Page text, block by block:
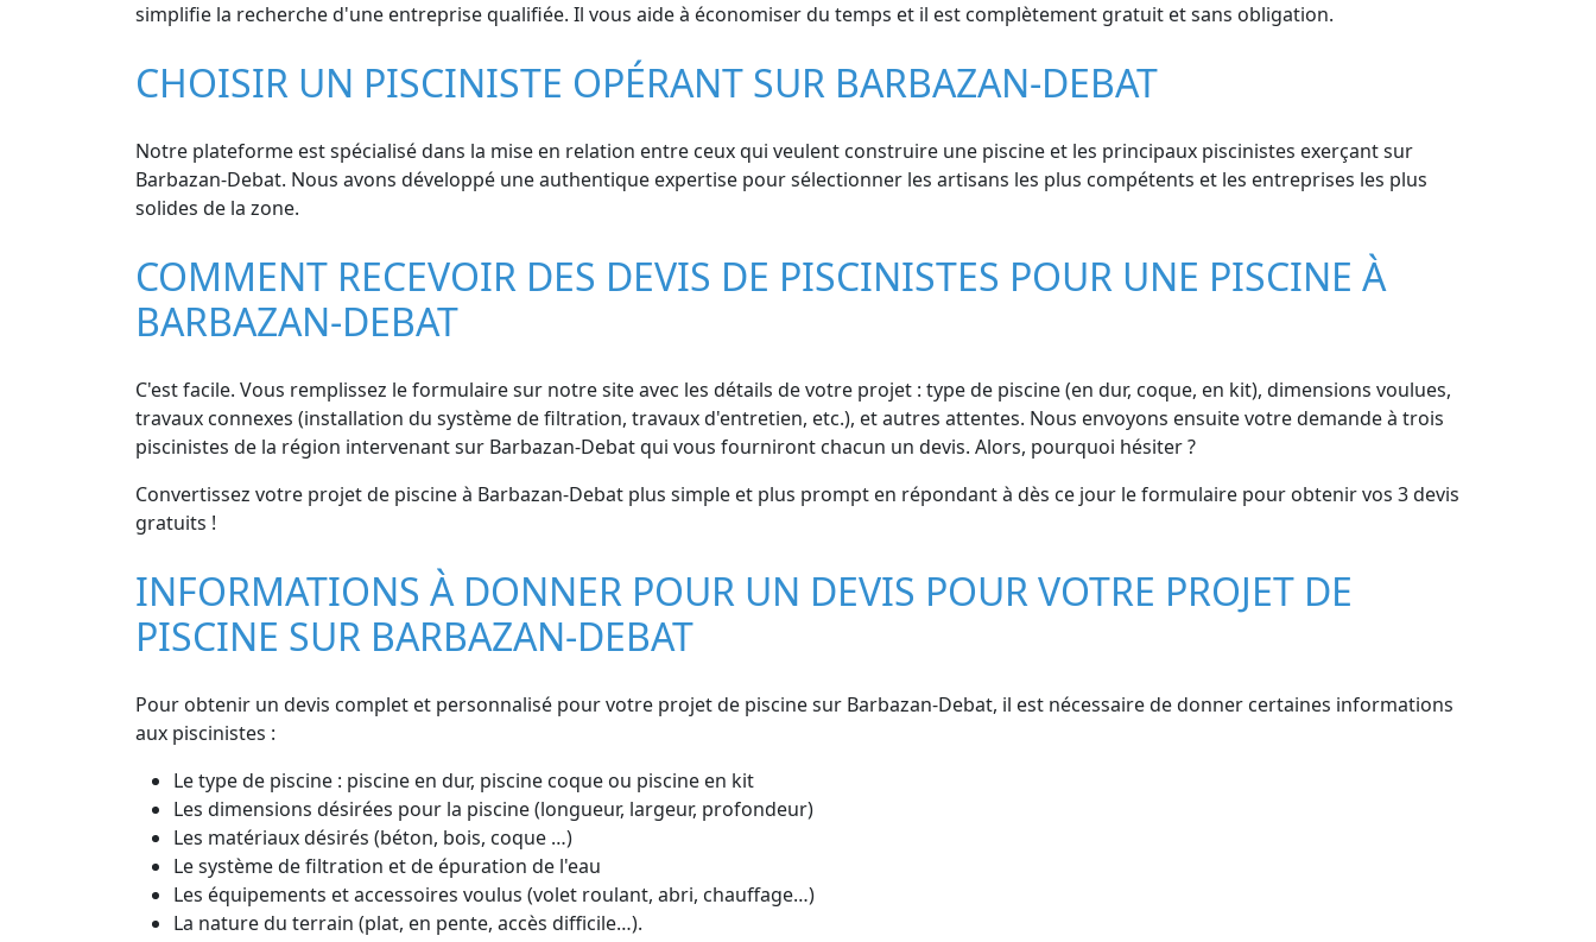
simplifie la recherche d'une entreprise qualifiée. Il vous aide à économiser du temps et il est complètement gratuit et sans obligation.
CHOISIR UN PISCINISTE OPÉRANT SUR BARBAZAN-DEBAT
Notre plateforme est spécialisé dans la mise en relation entre ceux qui veulent construire une piscine et les principaux piscinistes exerçant sur
Barbazan-Debat. Nous avons développé une authentique expertise pour sélectionner les artisans les plus compétents et les entreprises les plus
solides de la zone.
COMMENT RECEVOIR DES DEVIS DE PISCINISTES POUR UNE PISCINE À
BARBAZAN-DEBAT
C'est facile. Vous remplissez le formulaire sur notre site avec les détails de votre projet : type de piscine (en dur, coque, en kit), dimensions voulues,
travaux connexes (installation du système de filtration, travaux d'entretien, etc.), et autres attentes. Nous envoyons ensuite votre demande à trois
piscinistes de la région intervenant sur Barbazan-Debat qui vous fourniront chacun un devis. Alors, pourquoi hésiter ?
Convertissez votre projet de piscine à Barbazan-Debat plus simple et plus prompt en répondant à dès ce jour le formulaire pour obtenir vos 3 devis
gratuits !
INFORMATIONS À DONNER POUR UN DEVIS POUR VOTRE PROJET DE
PISCINE SUR BARBAZAN-DEBAT
Pour obtenir un devis complet et personnalisé pour votre projet de piscine sur Barbazan-Debat, il est nécessaire de donner certaines informations
aux piscinistes :
Le type de piscine : piscine en dur, piscine coque ou piscine en kit
Les dimensions désirées pour la piscine (longueur, largeur, profondeur)
Les matériaux désirés (béton, bois, coque …)
Le système de filtration et de épuration de l'eau
Les équipements et accessoires voulus (volet roulant, abri, chauffage…)
La nature du terrain (plat, en pente, accès difficile…).